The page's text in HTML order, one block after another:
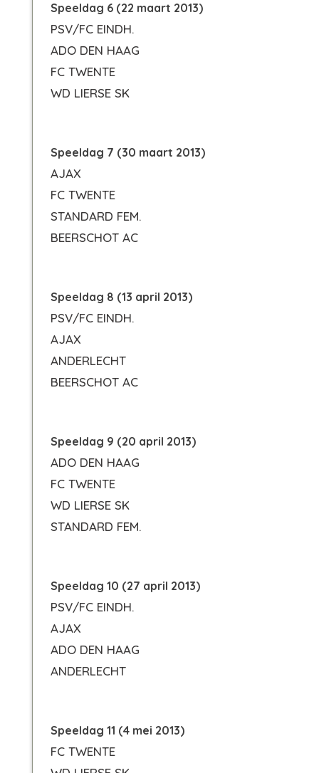
Speeldag 6 (22 maart 2013)
PSV/FC EINDH.
ADO DEN HAAG
FC TWENTE
WD LIERSE SK
Speeldag 7 (30 maart 2013)
AJAX
FC TWENTE
STANDARD FEM.
BEERSCHOT AC
Speeldag 8 (13 april 2013)
PSV/FC EINDH.
AJAX
ANDERLECHT
BEERSCHOT AC
Speeldag 9 (20 april 2013)
ADO DEN HAAG
FC TWENTE
WD LIERSE SK
STANDARD FEM.
Speeldag 10 (27 april 2013)
PSV/FC EINDH.
AJAX
ADO DEN HAAG
ANDERLECHT
Speeldag 11 (4 mei 2013)
FC TWENTE